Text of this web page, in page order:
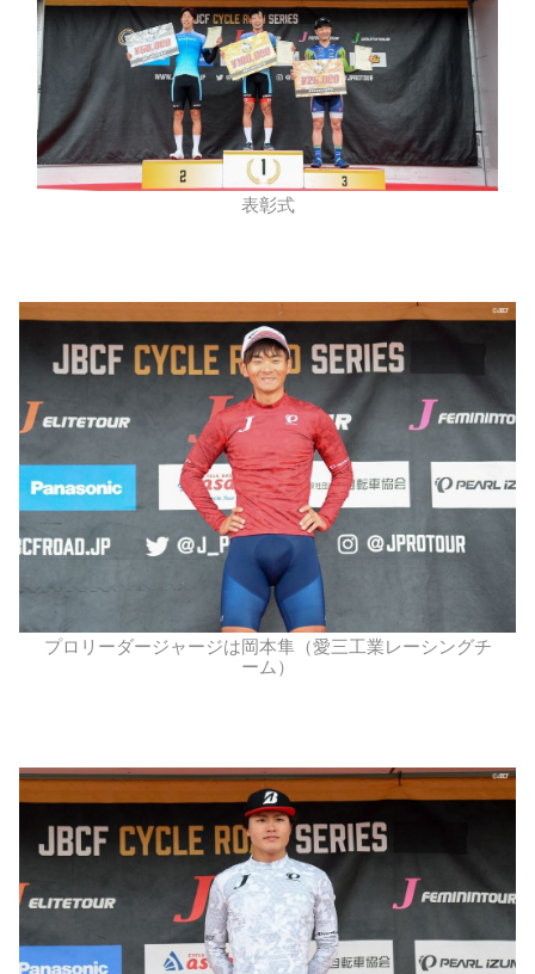
表彰式
プロリーダージャージは岡本隼（愛三工業レーシングチ
ーム）